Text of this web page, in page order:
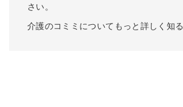
さい。
介護のコミミについてもっと詳しく知る